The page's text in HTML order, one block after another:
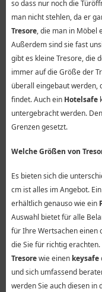
so dass nur noch die
man nicht stehlen, da er
Tresore, die man in Möbel
Außerdem sind sie fast
gibt es kleine Tresore, die
immer auf die Größe der
überall eingebaut werden,
findet. Auch ein Hotelsafe
untergebracht werden.
Grenzen gesetzt.
Welche Größen von
Es bieten sich die
cm ist alles im Angebot. Ein
erhältlich genauso wie ein
Auswahl bietet für alle
für Ihre Wertsachen einen
die Sie für richtig
Tresorewie einen keysafe
und sich umfassend
werden Sie auch diesen